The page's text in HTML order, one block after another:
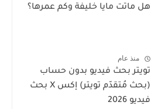
هل ماتت مايا خليفة وكم عمرها؟
منذ عام
تويتر بحث فيديو بدون حساب
(بحث مُتقدّم تويتر) إكس X بحث
فيديو 2026